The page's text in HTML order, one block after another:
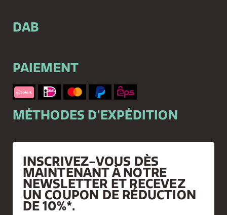
DAB
PAIEMENT
MÉTHODES D'EXPÉDITION
INSCRIVEZ-VOUS DÈS
MAINTENANT À NOTRE
NEWSLETTER ET RECEVEZ
UN COUPON DE RÉDUCTION
DE 10%*.